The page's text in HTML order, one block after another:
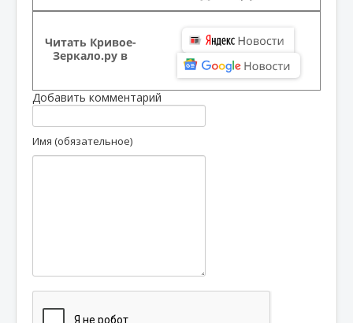
Читать Кривое-
Зеркало.ру в
Добавить комментарий
Имя (обязательное)